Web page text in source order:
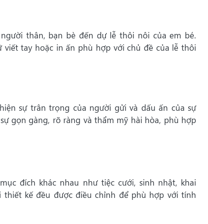
thân, bạn bè đến dự lễ thôi nôi của em bé.
tay hoặc in ấn phù hợp với chủ đề của lễ thôi
sự trân trọng của người gửi và dấu ấn của sự
gọn gàng, rõ ràng và thẩm mỹ hài hòa, phù hợp
đích khác nhau như tiệc cưới, sinh nhật, khai
kế đều được điều chỉnh để phù hợp với tính